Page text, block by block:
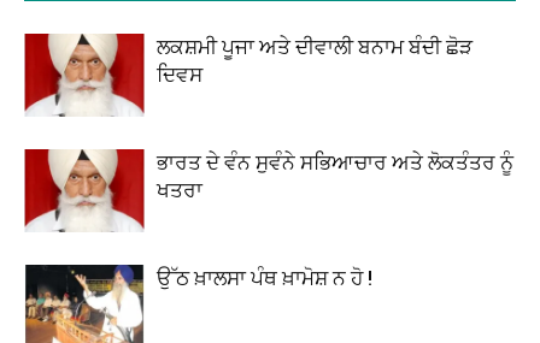
ਲਕਸ਼ਮੀ ਪੂਜਾ ਅਤੇ ਦੀਵਾਲੀ ਬਨਾਮ ਬੰਦੀ ਛੋੜ
ਦਿਵਸ
ਭਾਰਤ ਦੇ ਵੰਨ ਸੁਵੰਨੇ ਸਭਿਆਚਾਰ ਅਤੇ ਲੋਕਤੰਤਰ ਨੂੰ
ਖਤਰਾ
ਉੱਠ ਖ਼ਾਲਸਾ ਪੰਥ ਖ਼ਾਮੋਸ਼ ਨ ਹੋ !